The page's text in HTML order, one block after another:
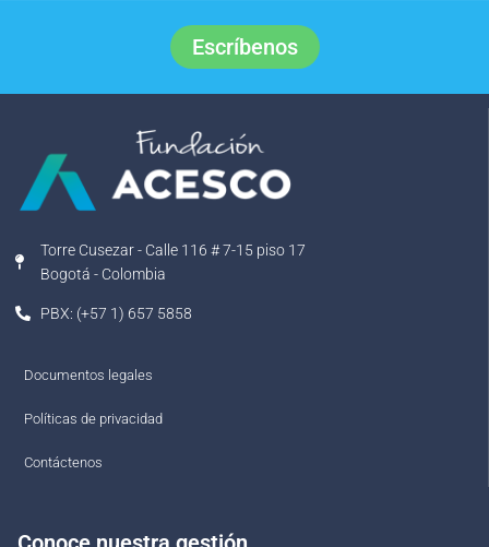
Escríbenos
Torre Cusezar - Calle 116 # 7-15 piso 17
Bogotá - Colombia
PBX: (+57 1) 657 5858
Documentos legales
Políticas de privacidad
Contáctenos